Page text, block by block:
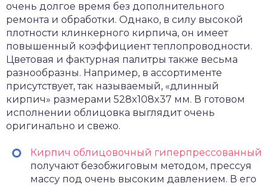
очень долгое время без дополнительного
ремонта и обработки. Однако, в силу высокой
плотности клинкерного кирпича, он имеет
повышенный коэффициент теплопроводности.
Цветовая и фактурная палитры также весьма
разнообразны. Например, в ассортименте
присутствует, так называемый, «длинный
кирпич» размерами 528x108x37 мм. В готовом
исполнении облицовка выглядит очень
оригинально и свежо.
Кирпич облицовочный гиперпрессованный
получают безобжиговым методом, прессуя
массу под очень высоким давлением. В его